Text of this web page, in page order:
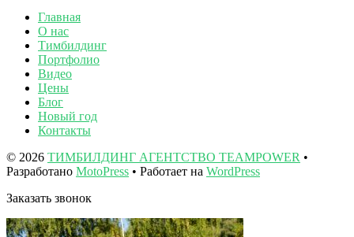
Главная
О нас
Тимбилдинг
Портфолио
Видео
Цены
Блог
Новый год
Контакты
© 2026 ТИМБИЛДИНГ АГЕНТСТВО TEAMPOWER •
Разработано MotoPress • Работает на WordPress
Заказать звонок